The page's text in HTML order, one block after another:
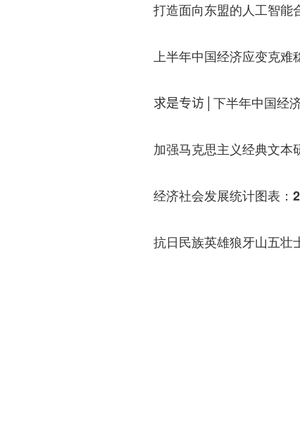
打造面向东盟的人工智能
上半年中国经济应变克难
求是专访│ 下半年中国经
加强马克思主义经典文本
经济社会发展统计图表
抗日民族英雄狼牙山五壮